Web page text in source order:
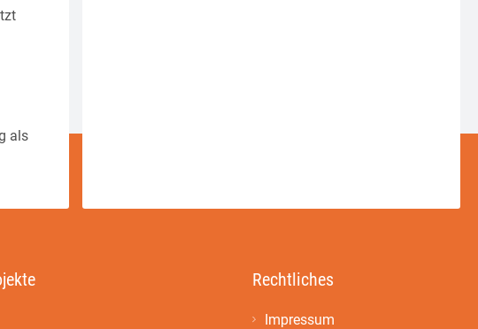
als
Rechtliches
Impressum